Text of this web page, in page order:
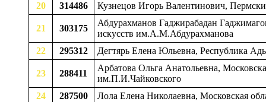
20
314486 Кузнецов Игорь Валентинович,
21 303175
Абдурахманов Гаджирабадан
искусств им.А.М.Абдурахманова
22
295312 Дегтярь Елена Юльевна, Республика
23 288411
Арбатова Ольга Анатольевна,
им.П.И.Чайковского
24
287500 Лола Елена Николаевна, Московская